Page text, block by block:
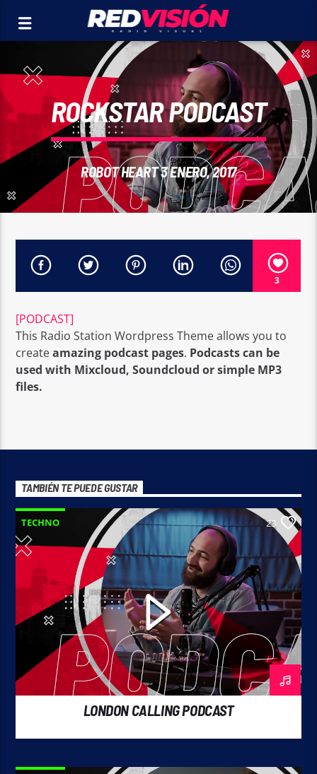
ROCKSTAR PODCAST
ROBOT HEART 3 ENERO, 2017
3
[PODCAST]
This Radio Station Wordpress Theme allows you to
createamazing podcast pages. Podcasts can be
used with Mixcloud, Soundcloud or simple MP3
files.
TAMBIÉN TE PUEDE GUSTAR
TECHNO 23
LONDON CALLING PODCAST